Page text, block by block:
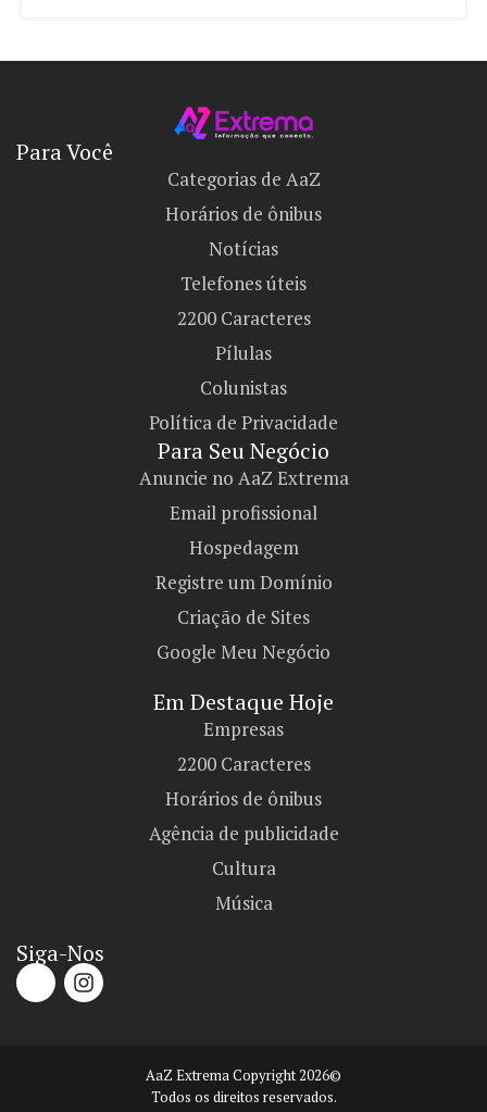
Para Você
Categorias de AaZ
Horários de ônibus
Notícias
Telefones úteis
2200 Caracteres
Pílulas
Colunistas
Política de Privacidade
Para Seu Negócio​
Anuncie no AaZ Extrema
Email profissional
Hospedagem
Registre um Domínio
Criação de Sites
Google Meu Negócio
Em Destaque Hoje
Empresas
2200 Caracteres
Horários de ônibus
Agência de publicidade
Cultura
Música
Siga-Nos
AaZ Extrema Copyright 2026©
Todos os direitos reservados.